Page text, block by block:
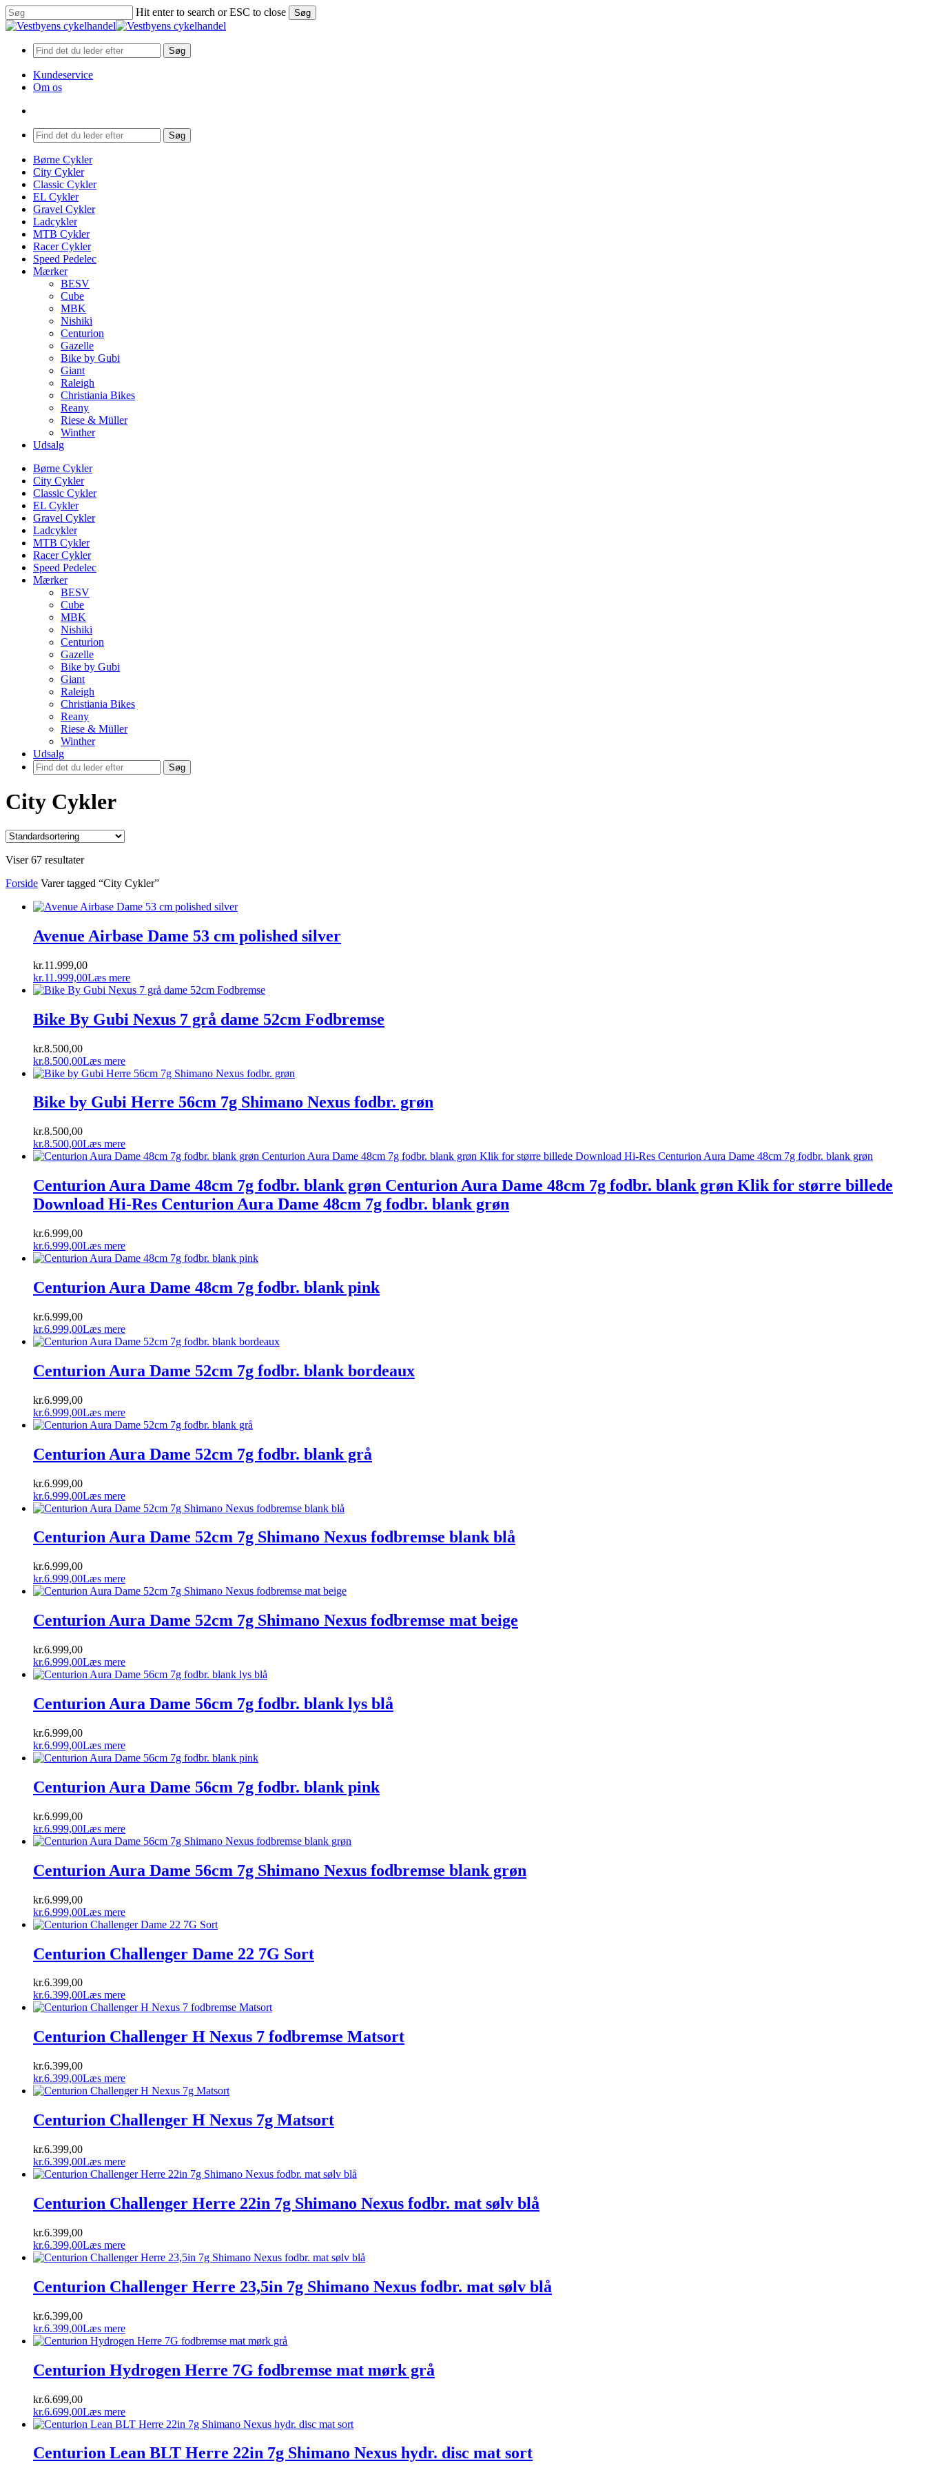
Skip
to
content
Hit enter to search or ESC to close Søg
Close
Søg
Kundeservice
Om os
Menu
Søg
search
Menu
Børne Cykler
City Cykler
Classic Cykler
EL Cykler
Gravel Cykler
Ladcykler
MTB Cykler
Racer Cykler
Speed Pedelec
Mærker
BESV
Cube
MBK
Nishiki
Centurion
Gazelle
Bike by Gubi
Giant
Raleigh
Christiania Bikes
Reany
Riese & Müller
Winther
Udsalg
Børne Cykler
City Cykler
Classic Cykler
EL Cykler
Gravel Cykler
Ladcykler
MTB Cykler
Racer Cykler
Speed Pedelec
Mærker
BESV
Cube
MBK
Nishiki
Centurion
Gazelle
Bike by Gubi
Giant
Raleigh
Christiania Bikes
Reany
Riese & Müller
Winther
Udsalg
Søg
City Cykler
Viser 67 resultater
Forside Varer tagged “City Cykler”
Avenue Airbase Dame 53 cm polished silver
kr.11.999,00
kr.11.999,00Læs mere
Bike By Gubi Nexus 7 grå dame 52cm Fodbremse
kr.8.500,00
kr.8.500,00Læs mere
Bike by Gubi Herre 56cm 7g Shimano Nexus fodbr. grøn
kr.8.500,00
kr.8.500,00Læs mere
Centurion Aura Dame 48cm 7g fodbr. blank grøn Centurion Aura Dame 48cm 7g fodbr. blank grøn Klik for større billede
Download Hi-Res Centurion Aura Dame 48cm 7g fodbr. blank grøn
kr.6.999,00
kr.6.999,00Læs mere
Centurion Aura Dame 48cm 7g fodbr. blank pink
kr.6.999,00
kr.6.999,00Læs mere
Centurion Aura Dame 52cm 7g fodbr. blank bordeaux
kr.6.999,00
kr.6.999,00Læs mere
Centurion Aura Dame 52cm 7g fodbr. blank grå
kr.6.999,00
kr.6.999,00Læs mere
Centurion Aura Dame 52cm 7g Shimano Nexus fodbremse blank blå
kr.6.999,00
kr.6.999,00Læs mere
Centurion Aura Dame 52cm 7g Shimano Nexus fodbremse mat beige
kr.6.999,00
kr.6.999,00Læs mere
Centurion Aura Dame 56cm 7g fodbr. blank lys blå
kr.6.999,00
kr.6.999,00Læs mere
Centurion Aura Dame 56cm 7g fodbr. blank pink
kr.6.999,00
kr.6.999,00Læs mere
Centurion Aura Dame 56cm 7g Shimano Nexus fodbremse blank grøn
kr.6.999,00
kr.6.999,00Læs mere
Centurion Challenger Dame 22 7G Sort
kr.6.399,00
kr.6.399,00Læs mere
Centurion Challenger H Nexus 7 fodbremse Matsort
kr.6.399,00
kr.6.399,00Læs mere
Centurion Challenger H Nexus 7g Matsort
kr.6.399,00
kr.6.399,00Læs mere
Centurion Challenger Herre 22in 7g Shimano Nexus fodbr. mat sølv blå
kr.6.399,00
kr.6.399,00Læs mere
Centurion Challenger Herre 23,5in 7g Shimano Nexus fodbr. mat sølv blå
kr.6.399,00
kr.6.399,00Læs mere
Centurion Hydrogen Herre 7G fodbremse mat mørk grå
kr.6.699,00
kr.6.699,00Læs mere
Centurion Lean BLT Herre 22in 7g Shimano Nexus hydr. disc mat sort